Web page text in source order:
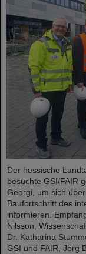
Der hessische
besuchte GSI/FAIR
Georgi, um sich
Baufortschritt des
informieren.
Nilsson,
Dr. Katharina
GSI und FAIR, Jörg